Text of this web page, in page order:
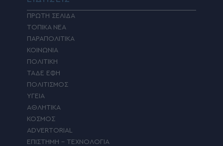
ΠΡΩΤΗ ΣΕΛΙΔΑ
ΤΟΠΙΚΑ ΝΕΑ
ΠΑΡΑΠΟΛΙΤΙΚΑ
ΚΟΙΝΩΝΙΑ
ΠΟΛΙΤΙΚΗ
ΤΑΔΕ ΕΦΗ
ΠΟΛΙΤΙΣΜΟΣ
ΥΓΕΙΑ
ΑΘΛΗΤΙΚΑ
ΚΟΣΜΟΣ
ADVERTORIAL
ΕΠΙΣΤΗΜΗ – ΤΕΧΝΟΛΟΓΙΑ